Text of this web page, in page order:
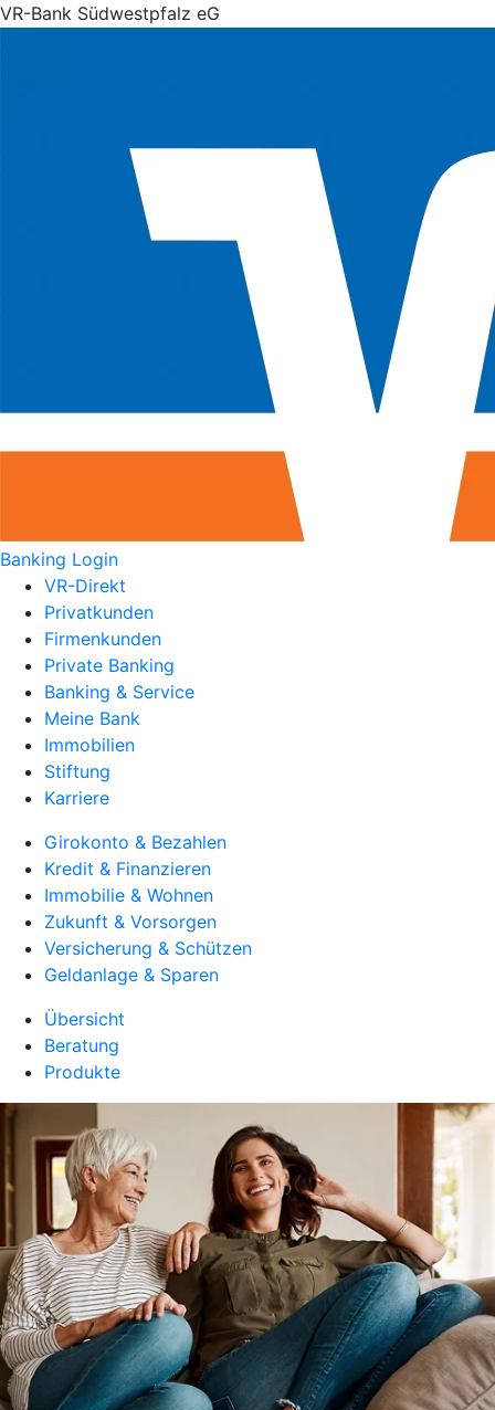
VR-Bank Südwestpfalz eG
Banking Login
VR-Direkt
Privatkunden
Firmenkunden
Private Banking
Banking & Service
Meine Bank
Immobilien
Stiftung
Karriere
Girokonto & Bezahlen
Kredit & Finanzieren
Immobilie & Wohnen
Zukunft & Vorsorgen
Versicherung & Schützen
Geldanlage & Sparen
Übersicht
Beratung
Produkte